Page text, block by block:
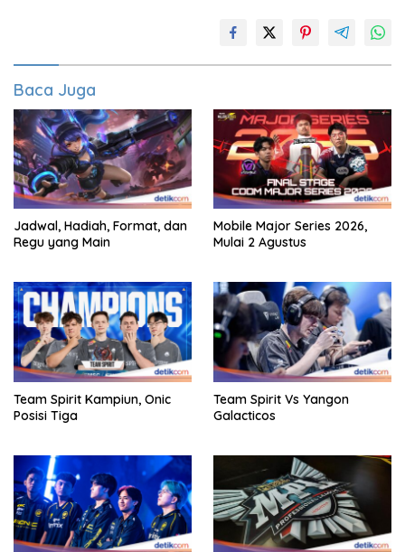
Baca Juga
Jadwal, Hadiah, Format, dan
Regu yang Main
Mobile Major Series 2026,
Mulai 2 Agustus
Team Spirit Kampiun, Onic
Posisi Tiga
Team Spirit Vs Yangon
Galacticos